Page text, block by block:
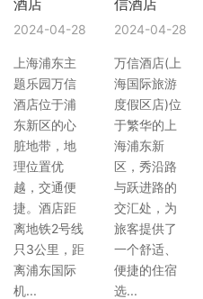
酒店
2024-04-28
上海浦东主
题乐园万信
酒店位于浦
东新区的心
脏地带，地
理位置优
越，交通便
捷。酒店距
离地铁2号线
只3公里，距
离浦东国际
机...
信酒店
2024-04-28
万信酒店(上
海国际旅游
度假区店)位
于繁华的上
海浦东新
区，秀沿路
与跃进路的
交汇处，为
旅客提供了
一个舒适、
便捷的住宿
选...